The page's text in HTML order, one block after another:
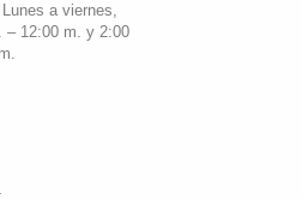
a viernes,
– 12:00 m. y 2:00